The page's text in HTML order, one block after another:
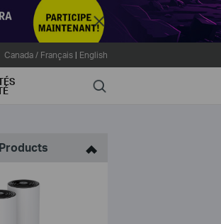
Close
Canada / Français | English
Search